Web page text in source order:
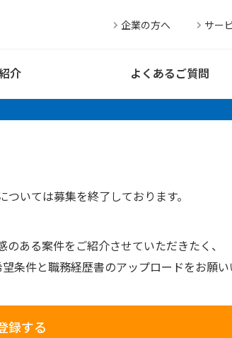
介 よくあるご質問
企業の方へ サー
ついては募集を終了しております。
のある案件を ご紹介させていただきたく、
望条件と職務経歴書のアップロードをお願い
録する